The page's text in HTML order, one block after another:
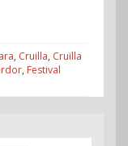
, Cruilla, Cruïlla
, Festival